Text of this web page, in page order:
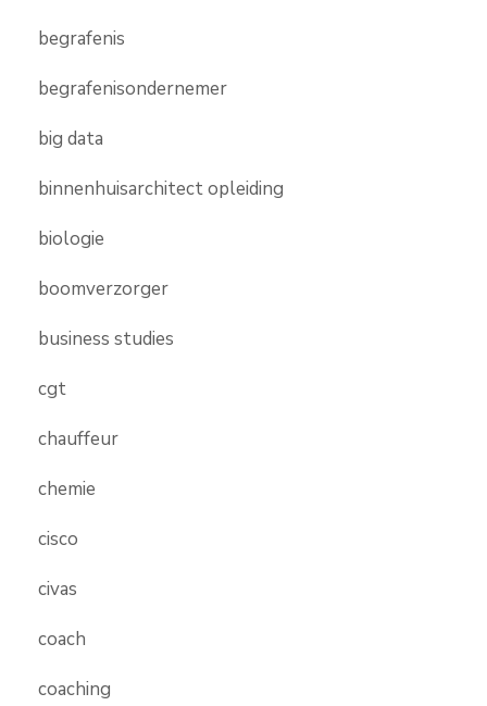
begrafenis
begrafenisondernemer
big data
binnenhuisarchitect opleiding
biologie
boomverzorger
business studies
cgt
chauffeur
chemie
cisco
civas
coach
coaching